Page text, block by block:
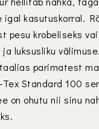
igal kasutuskorral.
pesu krobeliseks
ja luksusliku
parimatest
Tex Standard 100
on ohutu nii sinu